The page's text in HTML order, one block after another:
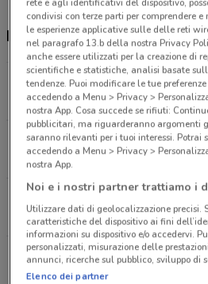
Negozi Vittoria
Corso Italia, 230 Sorrento
598 m
Via San Carlo, 26 Napoli
25.9 km
Piazza Fratelli D'Amora, 3
25.9 km
Piazza Nicola Amore, 14
26.5 km
rete e agli identificativi del dispositivo,
condivisi con terze parti per comprendere
le esperienze applicative sulle delle reti
nel paragrafo 13.b della nostra Privacy
anche essere utilizzati per la creazione di
scientifiche e statistiche, analisi basate
tendenze. Puoi modificare le tue
accedendo a Menu > Privacy >
nostra App. Cosa succede se rifiuti:
pubblicitari, ma riguarderanno argomenti
saranno rilevanti per i tuoi interessi. Potrai
accedendo a Menu > Privacy >
nostra App.
Noi e i nostri partner trattiamo i
Utilizzare dati di geolocalizzazione precisi.
caratteristiche del dispositivo ai fini
informazioni su dispositivo e/o accedervi.
personalizzati, misurazione delle
annunci, ricerche sul pubblico, sviluppo di
Elenco dei partner